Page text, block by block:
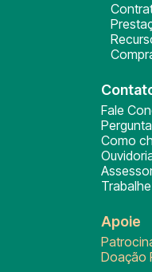
Fale
Como
Apoie
Doação